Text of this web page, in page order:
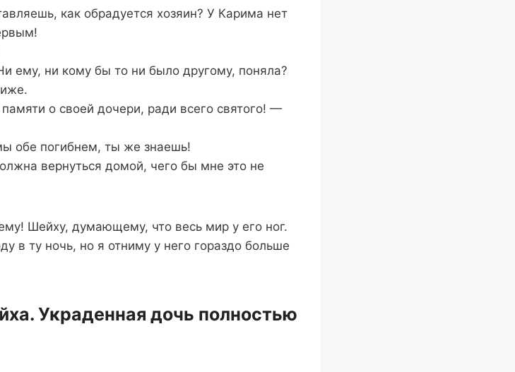
как обрадуется хозяин? У Карима нет
ему, ни кому бы то ни было другому, поняла?
о своей дочери, ради всего святого! —
обе погибнем, ты же знаешь!
вернуться домой, чего бы мне это не
Шейху, думающему, что весь мир у его ног.
в ту ночь, но я отниму у него гораздо больше
Украденная дочь полностью